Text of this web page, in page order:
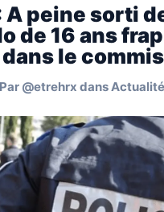
A peine sorti
de 16 ans
le
Par @etrehrx dans